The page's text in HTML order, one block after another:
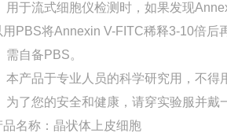
于流式细胞仪检测时，如果发现
用PBS将Annexin V-FITC稀释3-10倍后
自备PBS。
产品于专业人员的科学研究用，不得
了您的安全和健康，请穿实验服并戴
品名称：晶状体上皮细胞